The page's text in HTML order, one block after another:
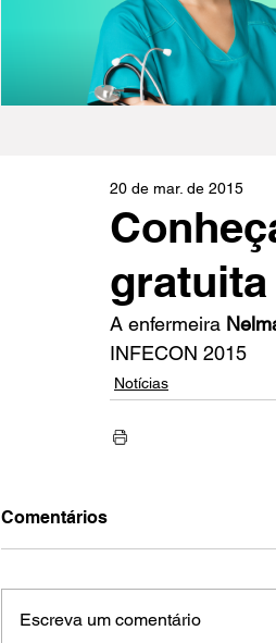
gratuita
20 de mar. de 2015
A enfermeira
INFECON 2015
Notícias
Comentários
Escreva um comentário